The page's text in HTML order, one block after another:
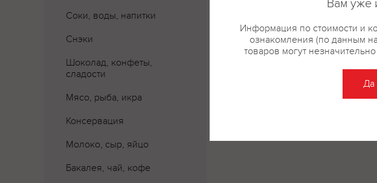
Соки, воды, напитки
Снэки
Шоколад, конфеты,
сладости
Мясо, рыба, икра
Консервация
Молоко, сыр, яйцо
Бакалея, чай, кофе
Вам уже
Информация по стоимости и
ознакомления (по данным
товаров могут
Да